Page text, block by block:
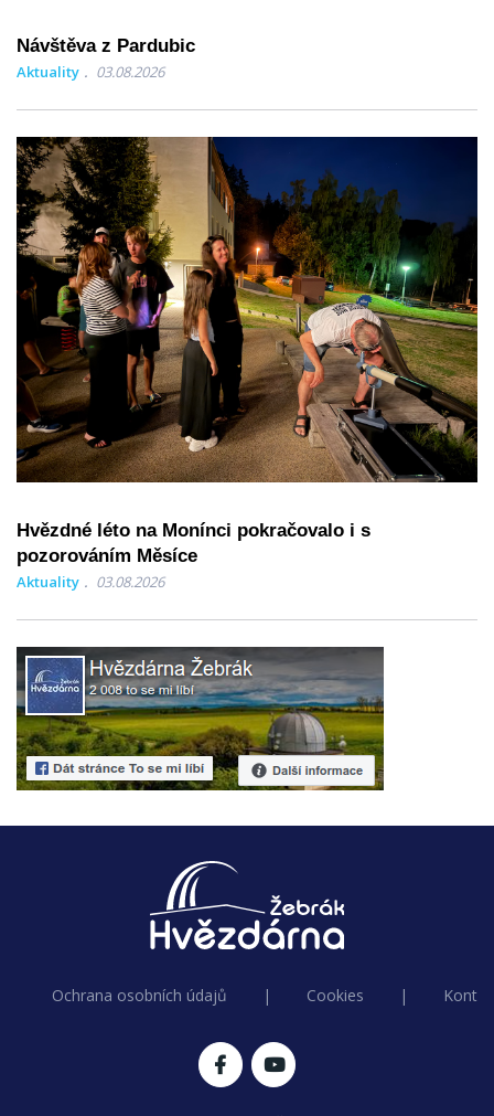
Návštěva z Pardubic
Aktuality 03.08.2026
Hvězdné léto na Monínci pokračovalo i s
pozorováním Měsíce
Aktuality 03.08.2026
Ochrana osobních údajů | Cookies |